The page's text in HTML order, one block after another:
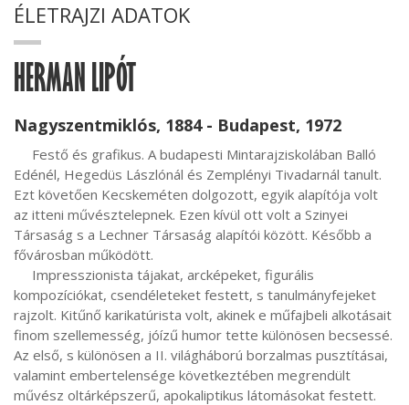
ÉLETRAJZI ADATOK
HERMAN LIPÓT
Nagyszentmiklós, 1884 - Budapest, 1972
Edénél, Hegedüs Lászlónál és Zemplényi Tivadarnál tanult.
Ezt követően Kecskeméten dolgozott, egyik alapítója volt
az itteni művésztelepnek. Ezen kívül ott volt a Szinyei
Társaság s a Lechner Társaság alapítói között. Később a
fővárosban működött.
kompozíciókat, csendéleteket festett, s tanulmányfejeket
rajzolt. Kitűnő karikatúrista volt, akinek e műfajbeli alkotásait
finom szellemesség, jóízű humor tette különösen becsessé.
Az első, s különösen a II. világháború borzalmas pusztításai,
valamint embertelensége következtében megrendült
művész oltárképszerű, apokaliptikus látomásokat festett.